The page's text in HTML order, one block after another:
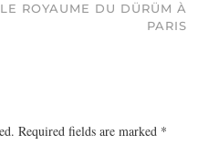
LE ROYAUME DU DÜRÜM À
PARIS
Required fields are marked *